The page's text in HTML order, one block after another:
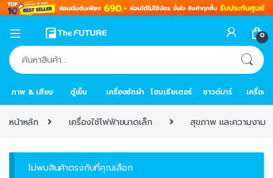
0
ค้นหา:
ภาพ & เสียง ตู้เย็น เครื่องซักผ้า โฮมเธียเตอร์ ซาวด์บาร์ เครื่อง
หน้าหลัก เครื่องใช้ไฟฟ้าขนาดเล็ก สุขภาพ และความงาม
ไม่พบสินค้าตรงกับที่คุณเลือก